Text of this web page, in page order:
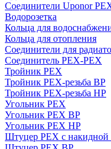
Соединители Uponor
Водорозетка
Кольца для
Кольца для отопления
Соединители для
Соединитель PEX-PEX
Тройник PEX
Тройник PEX-резьба ВР
Тройник PEX-резьба НР
Угольник PEX
Угольник PEX ВР
Угольник PEX НР
Штуцер PEX c накидной